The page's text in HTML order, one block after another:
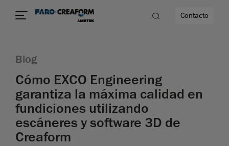
Contacto
Blog
Cómo EXCO Engineering
garantiza la máxima calidad en
fundiciones utilizando
escáneres y software 3D de
Creaform